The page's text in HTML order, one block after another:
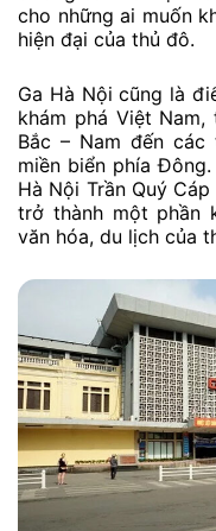
cho những ai muốn
hiện đại của thủ đô.
Ga Hà Nội cũng là
khám phá Việt
Bắc – Nam đến
miền biển phía
Hà Nội Trần Quý
trở thành một phần
văn hóa, du lịch của